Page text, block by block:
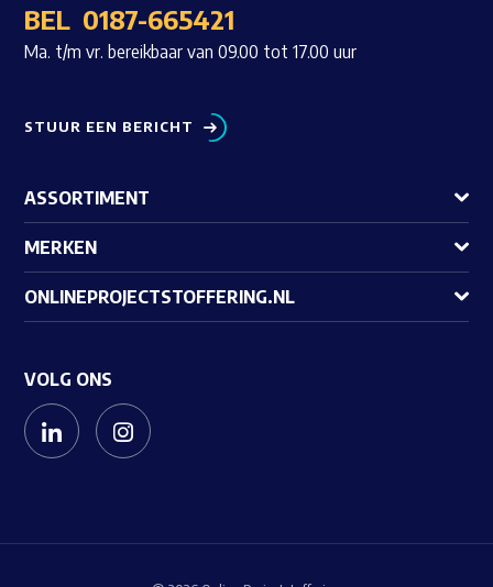
BEL 0187-665421
Ma. t/m vr. bereikbaar van 09.00 tot 17.00 uur
STUUR EEN BERICHT
ASSORTIMENT
MERKEN
ONLINEPROJECTSTOFFERING.NL
VOLG ONS